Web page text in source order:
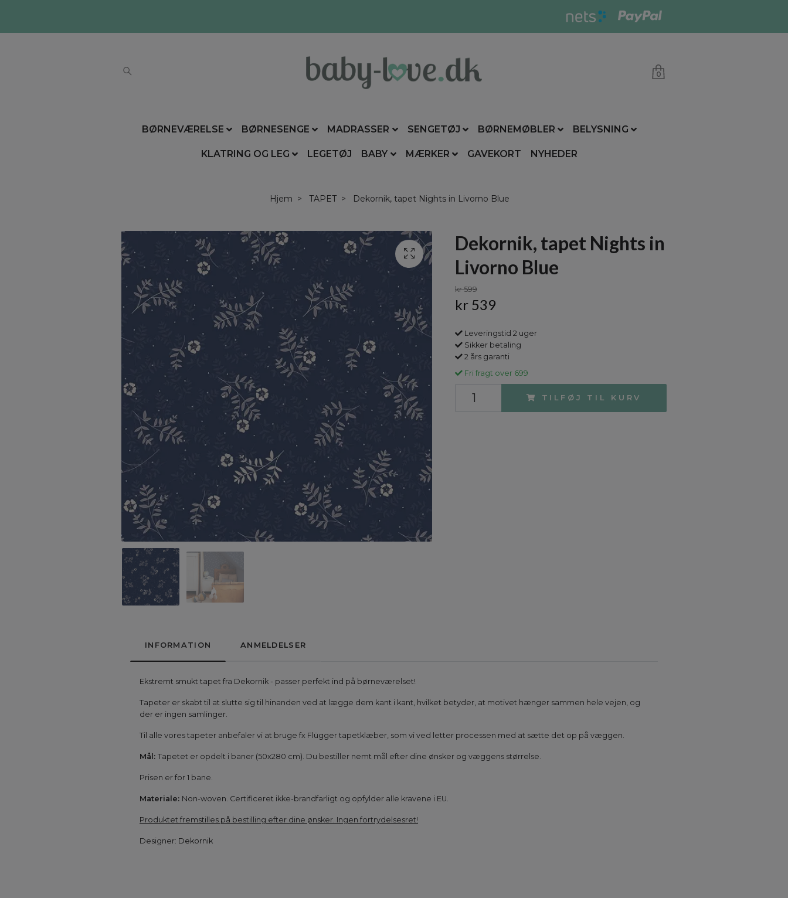
0
BØRNEVÆRELSE BØRNESENGE MADRASSER SENGETØJ BØRNEMØBLER BELYSNING
KLATRING OG LEG LEGETØJ BABY MÆRKER GAVEKORT NYHEDER
Hjem TAPET Dekornik, tapet Nights in Livorno Blue
Dekornik, tapet Nights in
Livorno Blue
kr 599
kr 539
Leveringstid 2 uger
Sikker betaling
2 års garanti
Fri fragt over 699
TILFØJ TIL KURV
INFORMATION ANMELDELSER
Ekstremt smukt tapet fra Dekornik - passer perfekt ind på børneværelset!
Tapeter er skabt til at slutte sig til hinanden ved at lægge dem kant i kant, hvilket betyder, at motivet hænger sammen hele vejen, og
der er ingen samlinger.
Til alle vores tapeter anbefaler vi at bruge fx Flügger tapetklæber, som vi ved letter processen med at sætte det op på væggen.
Mål: Tapetet er opdelt i baner (50x280 cm). Du bestiller nemt mål efter dine ønsker og væggens størrelse.
Prisen er for 1 bane.
Materiale: Non-woven. Certificeret ikke-brandfarligt og opfylder alle kravene i EU.
Produktet fremstilles på bestilling efter dine ønsker. Ingen fortrydelsesret!
Designer: Dekornik